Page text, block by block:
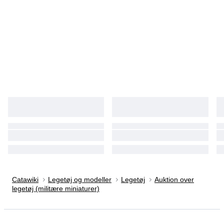
Catawiki Legetøj og modeller Legetøj
Auktion over
legetøj (militære miniaturer)